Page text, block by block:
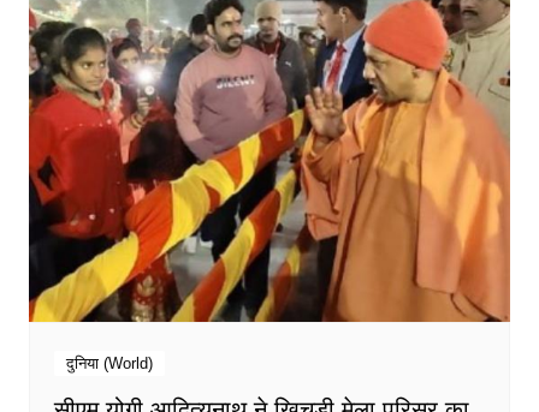
दुनिया (World)